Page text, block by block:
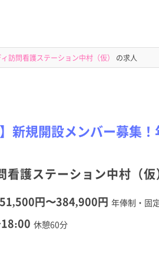
訪問看護ステーション中村（仮） の求人
新規開設メンバー募集
護ステーション中村（仮
円〜384,900円 年俸制・固
休憩60分